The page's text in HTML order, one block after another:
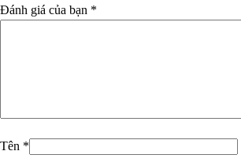
Đánh giá của bạn *
Tên *